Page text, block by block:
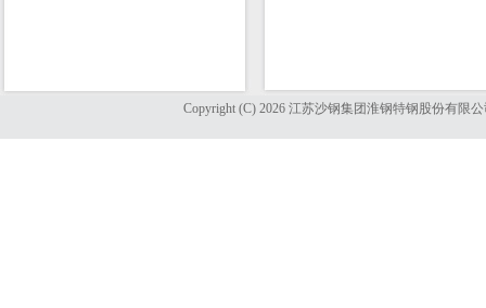
Copyright (C) 2026 江苏沙钢集团淮钢特钢股份有限